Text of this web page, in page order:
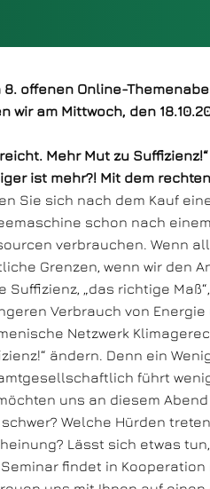
8. offenen Online-
wir am Mittwoch, den
reicht. Mehr Mut zu Suffizienz!“
ist mehr?! Mit dem
Sie sich nach dem Kauf
schon nach
verbrauchen. Wenn
Grenzen, wenn wir den
Suffizienz, „das richtige
Verbrauch von
Netzwerk
ändern. Denn ein
führt
uns an diesem
Welche Hürden
Lässt sich etwas
Seminar findet in